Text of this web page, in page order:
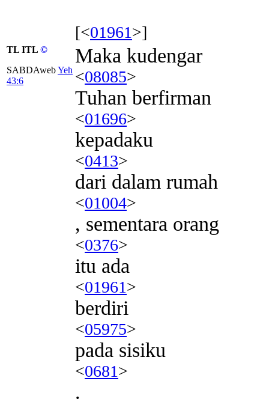
[<01961>]
TL ITL ©
SABDAwebYeh
43:6
Maka kudengar
<08085>
Tuhan berfirman
<01696>
kepadaku
<0413>
dari dalam rumah
<01004>
, sementara orang
<0376>
itu ada
<01961>
berdiri
<05975>
pada sisiku
<0681>
.